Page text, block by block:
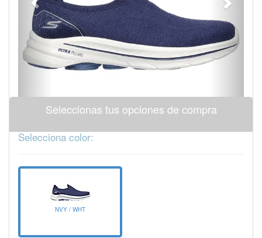
Seleccionas tus opciones de compra
Selecciona color:
NVY / WHT